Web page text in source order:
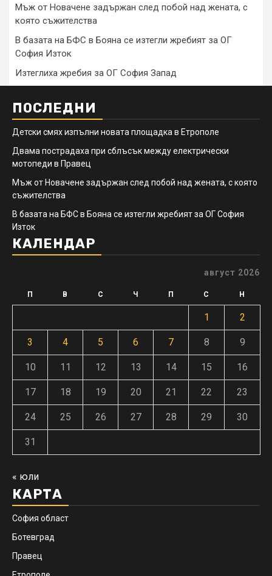
Мъж от Новачене задържан след побой над жената, с
която съжителства
В базата на БФС в Бояна се изтегли жребият за ОГ
София Изток
Изтеглиха жребия за ОГ София Запад
ПОСЛЕДНИ
Детски смях изпълни новата площадка в Етрополе
Двама пострадаха при сблъсък между електрически
мотопеди в Правец
Мъж от Новачене задържан след побой над жената, с която
съжителства
В базата на БФС в Бояна се изтегли жребият за ОГ София
Изток
КАЛЕНДАР
август 2026
П В С Ч П С Н
1 2
3 4 5 6 7 8 9
10 11 12 13 14 15 16
17 18 19 20 21 22 23
24 25 26 27 28 29 30
31
« юли
КАРТА
София област
Ботевград
Правец